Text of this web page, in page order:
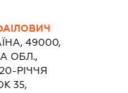
49000,
ОБЛ.,
РІЧЧЯ
35,